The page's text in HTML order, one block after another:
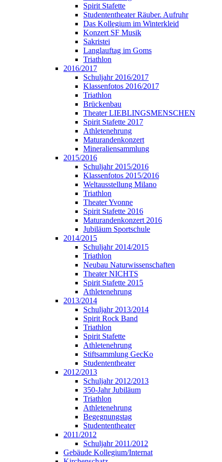
Spirit Stafette
Studententheater Räuber. Aufruhr
Das Kollegium im Winterkleid
Konzert SF Musik
Sakristei
Langlauftag im Goms
Triathlon
2016/2017
Schuljahr 2016/2017
Klassenfotos 2016/2017
Triathlon
Brückenbau
Theater LIEBLINGSMENSCHEN
Spirit Stafette 2017
Athletenehrung
Maturandenkonzert
Mineraliensammlung
2015/2016
Schuljahr 2015/2016
Klassenfotos 2015/2016
Weltausstellung Milano
Triathlon
Theater Yvonne
Spirit Stafette 2016
Maturandenkonzert 2016
Jubiläum Sportschule
2014/2015
Schuljahr 2014/2015
Triathlon
Neubau Naturwissenschaften
Theater NICHTS
Spirit Stafette 2015
Athletenehrung
2013/2014
Schuljahr 2013/2014
Spirit Rock Band
Triathlon
Spirit Stafette
Athletenehrung
Stiftsammlung GecKo
Studententheater
2012/2013
Schuljahr 2012/2013
350-Jahr Jubiläum
Triathlon
Athletenehrung
Begegnungstag
Studententheater
2011/2012
Schuljahr 2011/2012
Gebäude Kollegium/Internat